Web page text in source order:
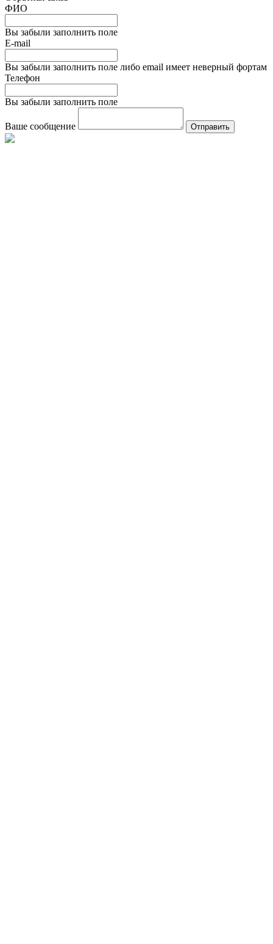
ФИО
Вы забыли заполнить поле
E-mail
Вы забыли заполнить поле либо email имеет неверный фортам
Телефон
Вы забыли заполнить поле
Ваше сообщение Отправить